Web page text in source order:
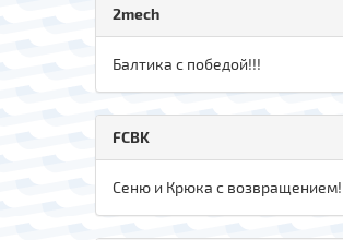
2mech
Балтика с победой!!!
FCBK
Сеню и Крюка с возвращением!